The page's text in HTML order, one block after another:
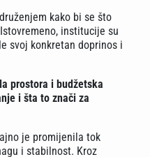
kako bi se što
institucije su
svoj konkretan doprinos i
prostora i budžetska
i šta to znači za
je promijenila tok
i stabilnost. Kroz